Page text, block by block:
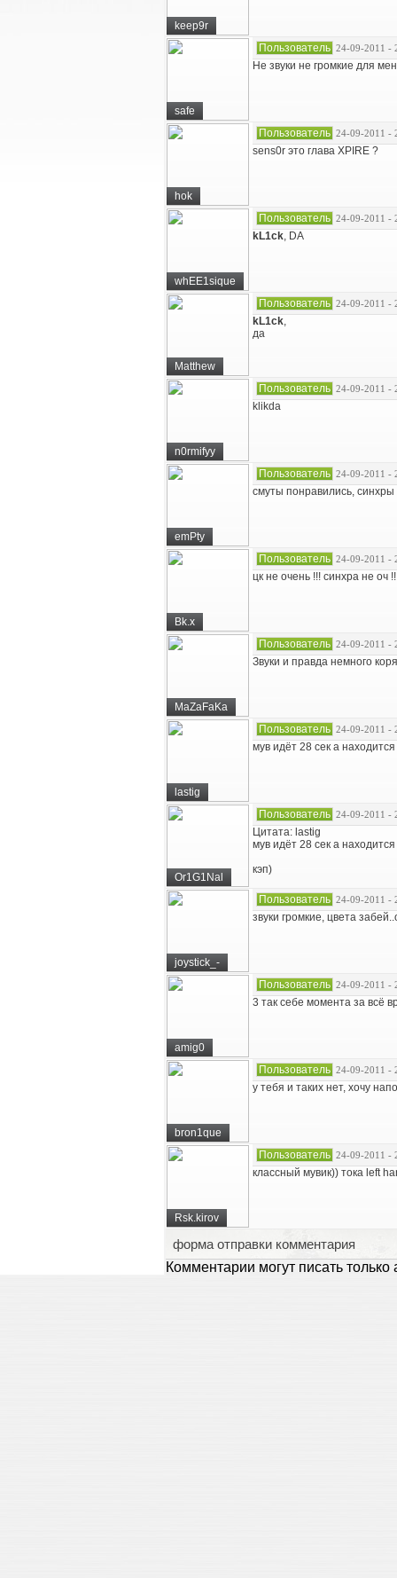
keep9r
safe
Пользователь 24-09-2011 -
Не звуки не громкие для
hok
Пользователь 24-09-2011 -
sens0r это глава XPIRE ?
whEE1sique
Пользователь 24-09-2011 -
kL1ck, DA
Matthew
Пользователь 24-09-2011 -
kL1ck,
да
n0rmifyy
Пользователь 24-09-2011 -
klikda
emPty
Пользователь 24-09-2011 -
смуты понравились, синхры
Bk.x
Пользователь 24-09-2011 -
цк не очень !!! синхра не оч
MaZaFaKa
Пользователь 24-09-2011 -
Звуки и правда немного
lastig
Пользователь 24-09-2011 -
мув идёт 28 сек а
Or1G1Nal
Пользователь 24-09-2011 -
Цитата: lastig
мув идёт 28 сек а
кэп)
joystick_-
Пользователь 24-09-2011 -
звуки громкие, цвета
amig0
Пользователь 24-09-2011 -
3 так себе момента за всё
bron1que
Пользователь 24-09-2011 -
у тебя и таких нет, хочу
Rsk.kirov
Пользователь 24-09-2011 -
классный мувик)) тока left
форма отправки комментария
Комментарии могут писать